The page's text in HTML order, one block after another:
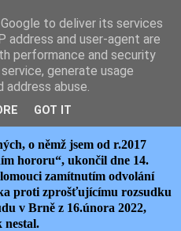
NA PRODEJ
o němž jsem od r.2017
hororu“, ukončil dne 14.
zamítnutím odvolání
proti zprošťujícímu rozsudku
v Brně z 16.února 2022,
nestal.
to deliver its services
address and user-agent are
performance and security
generate usage
abuse.
GOT IT